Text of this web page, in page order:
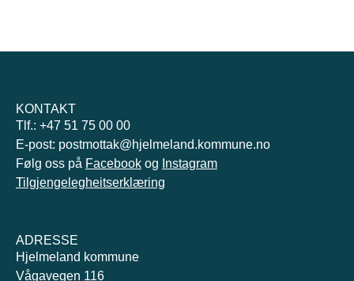
KONTAKT
Tlf.: +47 51 75 00 00
E-post: postmottak@hjelmeland.kommune.no
Følg oss på Facebook og Instagram
Tilgjengelegheitserklæring
ADRESSE
Hjelmeland kommune
Vågavegen 116